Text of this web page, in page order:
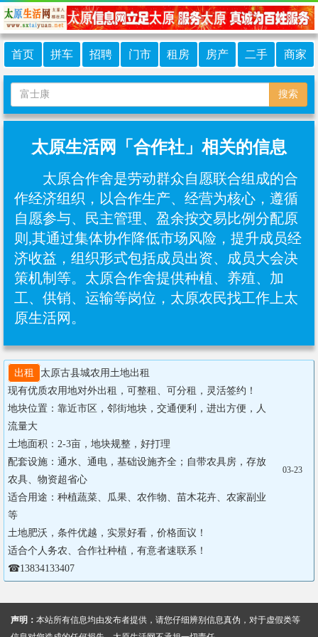
首页 拼车 招聘 门市 租房 房产 二手 商家
搜索
太原生活网「合作社」相关的信息
太原合作舍是劳动群众自愿联合组成的合
作经济组织，以合作生产、经营为核心，遵循‌
自愿参与、民主管理、盈余按交易比例分配‌原
则‌,其通过集体协作降低市场风险，提升成员经
济收益，组织形式包括成员出资、成员大会决
策机制等‌。太原合作舍提供种植、养殖、加
工、供销、运输等岗位，太原农民找工作上太
原生活网。
出租
太原古县城农用土地出租
现有优质农用地对外出租，可整租、可分租，灵活签约！
地块位置：靠近市区，邻街地块，交通便利，进出方便，人
流量大
土地面积：2-3亩，地块规整，好打理
配套设施：通水、通电，基础设施齐全；自带农具房，存放
农具、物资超省心
适合用途：种植蔬菜、瓜果、农作物、苗木花卉、农家副业
等
土地肥沃，条件优越，实景好看，价格面议！
适合个人务农、合作社种植，有意者速联系！
☎13834133407
03-23
声明： 本站所有信息均由发布者提供，请您仔细辨别信息真伪，对于虚假类等